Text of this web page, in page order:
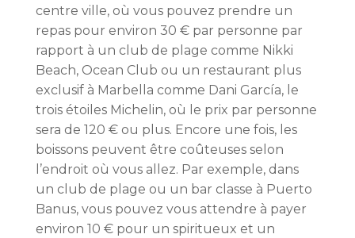
centre ville, où vous pouvez prendre un
repas pour environ 30 € par personne par
rapport à un club de plage comme Nikki
Beach, Ocean Club ou un restaurant plus
exclusif à Marbella comme Dani García, le
trois étoiles Michelin, où le prix par personne
sera de 120 € ou plus. Encore une fois, les
boissons peuvent être coûteuses selon
l’endroit où vous allez. Par exemple, dans
un club de plage ou un bar classe à Puerto
Banus, vous pouvez vous attendre à payer
environ 10 € pour un spiritueux et un